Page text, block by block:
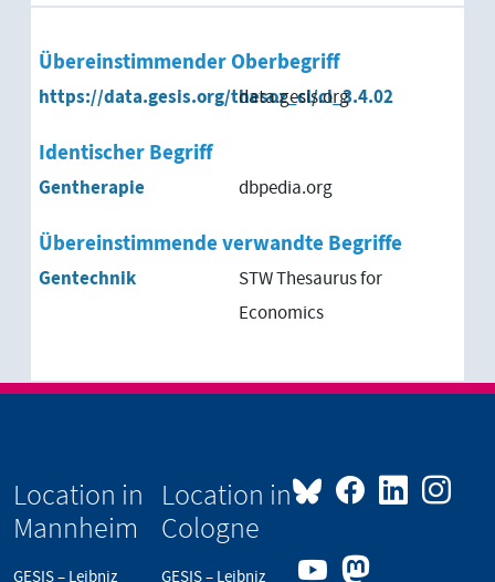
Übereinstimmender Oberbegriff
https://data.gesis.org/thesoz_cl/cl_3.4.02
data.gesis.org
Identischer Begriff
Gentherapie dbpedia.org
Übereinstimmende verwandte Begriffe
Gentechnik
STW Thesaurus for
Economics
Location in
Mannheim
GESIS – Leibniz
Location in
Cologne
GESIS – Leibniz